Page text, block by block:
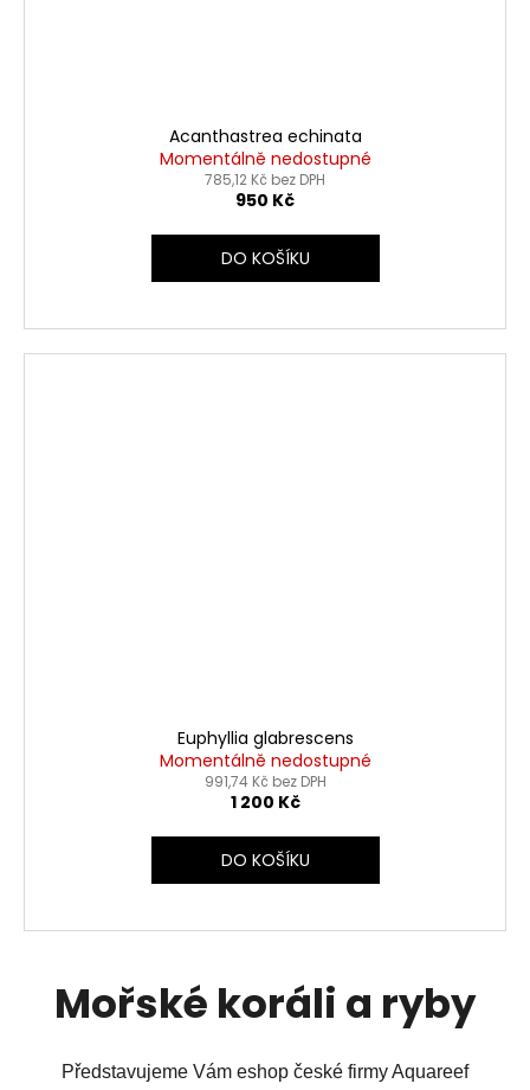
Acanthastrea echinata
Momentálně nedostupné
785,12 Kč bez DPH
950 Kč
DO KOŠÍKU
Euphyllia glabrescens
Momentálně nedostupné
991,74 Kč bez DPH
1 200 Kč
DO KOŠÍKU
Mořské koráli a ryby
Představujeme Vám eshop české firmy Aquareef